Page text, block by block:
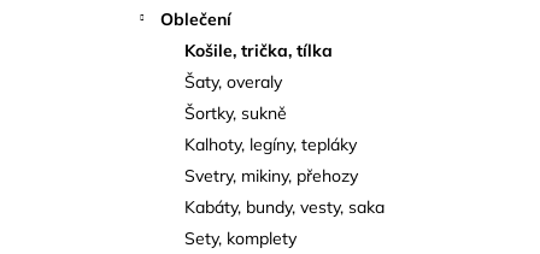
Oblečení
Košile, trička, tílka
Šaty, overaly
Šortky, sukně
Kalhoty, legíny, tepláky
Svetry, mikiny, přehozy
Kabáty, bundy, vesty, saka
Sety, komplety
ELASTICKÉ, STAHUJÍCÍ BODY EDEN
449 kč